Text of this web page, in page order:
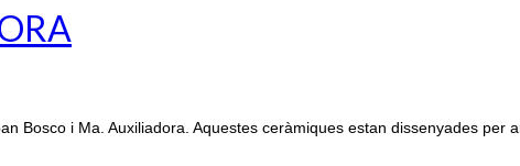
Bosco i Ma. Auxiliadora. Aquestes ceràmiques estan dissenyades per